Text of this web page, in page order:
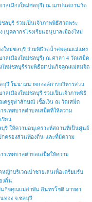
าลเมืองใหม่ชลบุรี) ณ ฌาปนสถานวัด
ลบุรี ร่วมเป็นเจ้าภาพพิธีสวดพระ
คลากรโรงเรียนอนุบาลเมืองใหม่
งใหม่ชลบุรี ร่วมพิธีรดน้ำศพคุณแม่แดง
ลเมืองใหม่ชลบุรี) ณ ศาลา 4 วัดเสม็ด
งใหม่ชลบุรีร่วมพิธีฌาปนกิจคุณแม่สมจิต
บุรี ในนามนายกองค์การบริหารส่วน
ลเมืองใหม่ชลบุรี ร่วมเป็นเจ้าภาพพิธี
รูจุฬาลักษณ์ เชื้อเงิน ณ วัดเสม็ด
เทศบาลตำบลเสม็ดที่ให้ความ
รียน
บุรี ให้ความอนุเคราะห์สถานที่เป็นศูนย์
กครองส่วนท้องถิ่น และที่มีความ
เทศบาลตำบลเสม็ดให้ความ
ญ้าบริเวณป่าชายเลนเพื่อเตรียมรับ
งถิ่น
นกิจคุณแม่อำพัน อินทรโชติ มารดา
ทอง จ.ชลบุรี